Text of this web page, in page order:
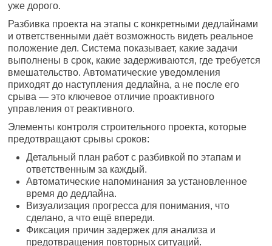
уже дорого.
Разбивка проекта на этапы с конкретными дедлайнами
и ответственными даёт возможность видеть реальное
положение дел. Система показывает, какие задачи
выполнены в срок, какие задерживаются, где требуется
вмешательство. Автоматические уведомления
приходят до наступления дедлайна, а не после его
срыва — это ключевое отличие проактивного
управления от реактивного.
Элементы контроля строительного проекта, которые
предотвращают срывы сроков:
Детальный план работ с разбивкой по этапам и
ответственным за каждый.
Автоматические напоминания за установленное
время до дедлайна.
Визуализация прогресса для понимания, что
сделано, а что ещё впереди.
Фиксация причин задержек для анализа и
предотвращения повторных ситуаций.